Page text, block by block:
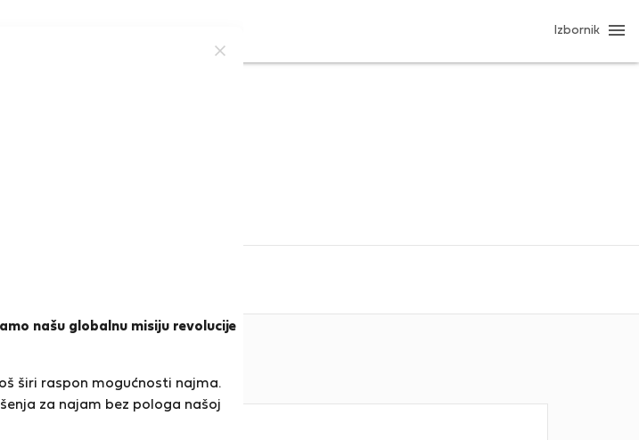
našu globalnu misiju revolucije
širi raspon mogućnosti najma.
za najam bez pologa našoj
Izbornik